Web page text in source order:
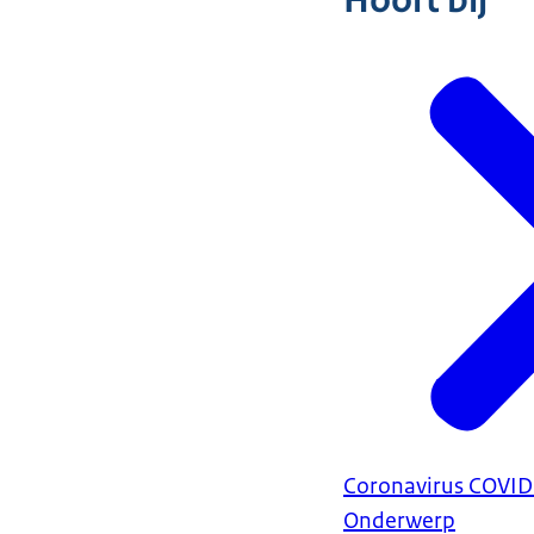
Coronavirus
Onderwerp